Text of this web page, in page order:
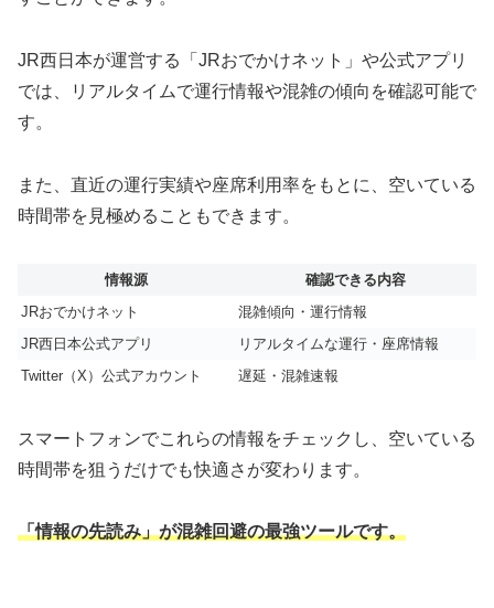
JR西日本が運営する「JRおでかけネット」や公式アプリ
では、リアルタイムで運行情報や混雑の傾向を確認可能で
す。
また、直近の運行実績や座席利用率をもとに、空いている
時間帯を見極めることもできます。
情報源
確認できる内容
JRおでかけネット
混雑傾向・運行情報
JR西日本公式アプリ
リアルタイムな運行・座席情報
Twitter（X）公式アカウント
遅延・混雑速報
スマートフォンでこれらの情報をチェックし、空いている
時間帯を狙うだけでも快適さが変わります。
「情報の先読み」が混雑回避の最強ツールです。